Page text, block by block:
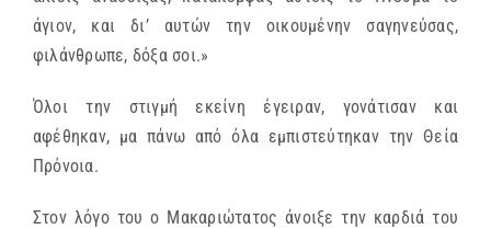
άγιον, και δι’ αυτών την οικουμένην σαγηνεύσας,
φιλάνθρωπε, δόξα σοι.»
Όλοι την στιγμή εκείνη έγειραν, γονάτισαν και
αφέθηκαν, μα πάνω από όλα εμπιστεύτηκαν την Θεία
Πρόνοια.
Στον λόγο του ο Μακαριώτατος άνοιξε την καρδιά του